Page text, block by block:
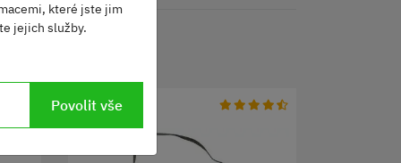
které jste jim
jejich služby.
Povolit vše